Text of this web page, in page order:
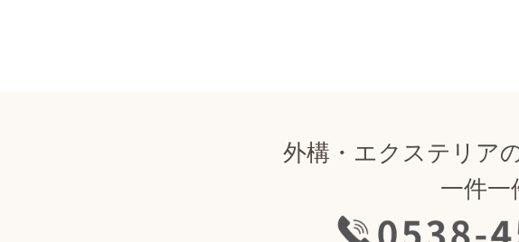
外構・エクステリア
一件一